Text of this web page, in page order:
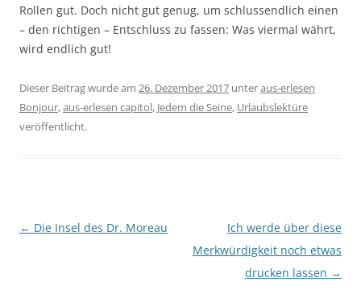
Rollen gut. Doch nicht gut genug, um schlussendlich einen
– den richtigen – Entschluss zu fassen: Was viermal währt,
wird endlich gut!
Dieser Beitrag wurde am 26. Dezember 2017 unteraus-erlesen
Bonjour,aus-erlesen capitol, Jedem die Seine, Urlaubslektüre
veröffentlicht.
Beitragsnavigation
← Die Insel des Dr. Moreau
Ich werde über diese
Merkwürdigkeit noch etwas
drucken lassen →